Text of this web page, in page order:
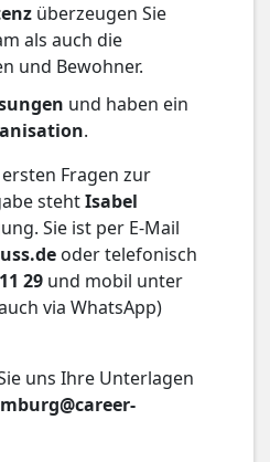
überzeugen Sie
als auch die
und Bewohner.
und haben ein
.
Fragen zur
stehtIsabel
Sie ist per E-Mail
oder telefonisch
29 und mobil unter
via WhatsApp)
uns Ihre Unterlagen